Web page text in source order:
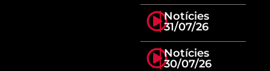
Notícies
31/07/26
Notícies
30/07/26